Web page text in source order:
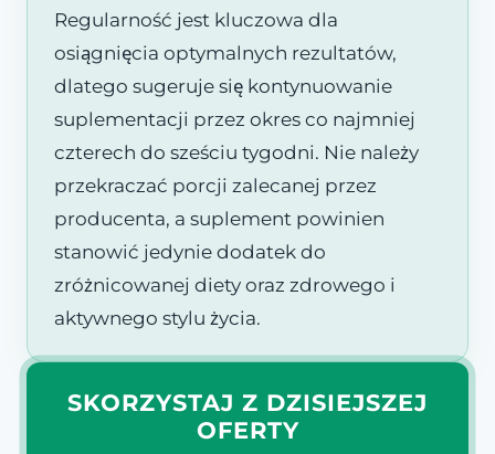
Regularność jest kluczowa dla
osiągnięcia optymalnych rezultatów,
dlatego sugeruje się kontynuowanie
suplementacji przez okres co najmniej
czterech do sześciu tygodni. Nie należy
przekraczać porcji zalecanej przez
producenta, a suplement powinien
stanowić jedynie dodatek do
zróżnicowanej diety oraz zdrowego i
aktywnego stylu życia.
SKORZYSTAJ Z DZISIEJSZEJ
OFERTY